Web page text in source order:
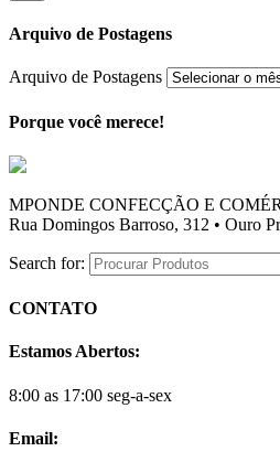
Arquivo de Postagens
Arquivo de Postagens
Porque você merece!
MPONDE CONFECÇÃO E
Rua Domingos Barroso, 312 • Ouro
Search for:
CONTATO
Estamos Abertos:
8:00 as 17:00 seg-a-sex
Email: